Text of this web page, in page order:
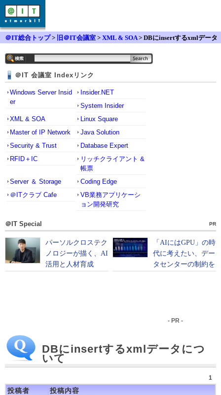
＠IT総合トップ> 旧＠IT会議室 > XML & SOA> DBにinsertするxmlデータ
＠IT 会議室 Indexリンク
Windows Server Insid
er
Insider.NET
System Insider
XML & SOA
Linux Square
Master of IP Network
Java Solution
Security & Trust
Database Expert
RFID＋IC
リッチクライアント &
帳票
Server ＆ Storage
Coding Edge
＠ITクラブ Cafe
VB業務アプリケーシ
ョン開発研究
＠IT Special PR
- PR -
DBにinsertするxmlデータにつ
いて
1
投稿者 投稿内容